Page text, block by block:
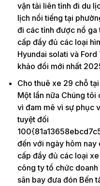
vận tải liên tỉnh đi du
lịch nổi tiếng tại
đi các tỉnh được nổ ga
cấp đầy đủ các loại
Hyundai solati và
khảo đổi mới nhất
Cho thuê xe 29 chỗ
Một lần nữa Chúng tôi
vì đam mê vì sự phục
tuyệt đối
đến với ngày hôm nay
cấp đầy đủ các loại
công ty tổ chức
sân bay đưa đón Bến